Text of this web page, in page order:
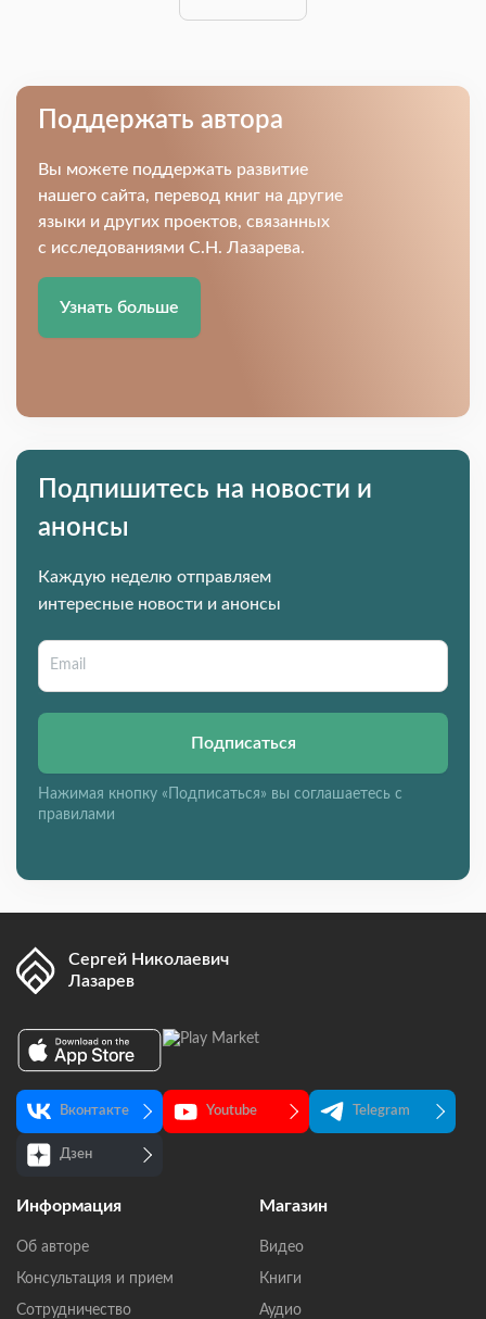
Поддержать автора
Вы можете поддержать развитие
нашего сайта, перевод книг на другие
языки и других проектов, связанных
с исследованиями С.Н. Лазарева.
Узнать больше
Подпишитесь на новости и
анонсы
Каждую неделю отправляем
интересные новости и анонсы
Подписаться
Нажимая кнопку «Подписаться» вы соглашаетесь с
правилами
Сергей Николаевич
Лазарев
Вконтакте Youtube Telegram
Дзен
Информация
Об авторе
Консультация и прием
Сотрудничество
Магазин
Видео
Книги
Аудио